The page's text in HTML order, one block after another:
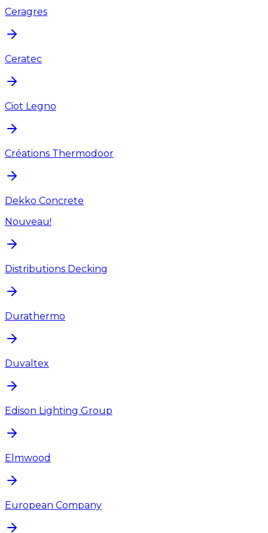
Ceragres
Ceratec
Ciot Legno
Créations Thermodoor
Dekko Concrete
Nouveau!
Distributions Decking
Durathermo
Duvaltex
Edison Lighting Group
Elmwood
European Company